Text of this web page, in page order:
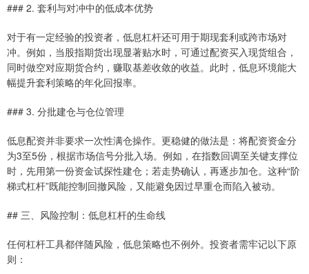
### 2. 套利与对冲中的低成本优势
对于有一定经验的投资者，低息杠杆还可用于期现套利或跨市场对
冲。例如，当股指期货出现显著贴水时，可通过配资买入现货组合，
同时做空对应期货合约，赚取基差收敛的收益。此时，低息环境能大
幅提升套利策略的年化回报率。
### 3. 分批建仓与仓位管理
低息配资并非要求一次性满仓操作。更稳健的做法是：将配资资金分
为3至5份，根据市场信号分批入场。例如，在指数回调至关键支撑位
时，先用第一份资金试探性建仓；若走势确认，再逐步加仓。这种“阶
梯式杠杆”既能控制回撤风险，又能避免因过早重仓而陷入被动。
## 三、风险控制：低息杠杆的生命线
任何杠杆工具都伴随风险，低息策略也不例外。投资者需牢记以下原
则：